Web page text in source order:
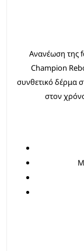
Ανανέωση της
Champion
συνθετικό δέρμα
στον